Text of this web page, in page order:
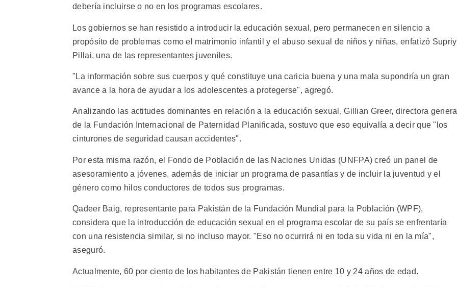
debería incluirse o no en los programas escolares.
Los gobiernos se han resistido a introducir la educación sexual, pero permanecen en silencio a
propósito de problemas como el matrimonio infantil y el abuso sexual de niños y niñas, enfatizó
Pillai, una de las representantes juveniles.
"La información sobre sus cuerpos y qué constituye una caricia buena y una mala supondría un gran
avance a la hora de ayudar a los adolescentes a protegerse", agregó.
Analizando las actitudes dominantes en relación a la educación sexual, Gillian Greer, directora
de la Fundación Internacional de Paternidad Planificada, sostuvo que eso equivalía a decir que "los
cinturones de seguridad causan accidentes".
Por esta misma razón, el Fondo de Población de las Naciones Unidas (UNFPA) creó un panel de
asesoramiento a jóvenes, además de iniciar un programa de pasantías y de incluir la juventud y el
género como hilos conductores de todos sus programas.
Qadeer Baig, representante para Pakistán de la Fundación Mundial para la Población (WPF),
considera que la introducción de educación sexual en el programa escolar de su país se enfrentaría
con una resistencia similar, si no incluso mayor. "Eso no ocurrirá ni en toda su vida ni en la mía",
aseguró.
Actualmente, 60 por ciento de los habitantes de Pakistán tienen entre 10 y 24 años de edad.